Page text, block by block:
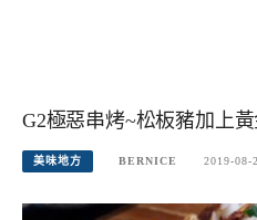
G2極惡串烤~松板豬加上
美味地方 BERNICE 2019-08-